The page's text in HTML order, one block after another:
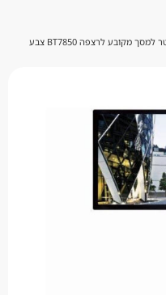
/ מעמד בגובה 1.5 מטר למסך מקובע לרצפה BT7850 צבע